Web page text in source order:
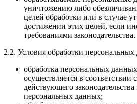
уничтожению либо
целей обработки или в случае
достижении этих целей, если
требованиями законодательства.
2.2. Условия обработки
обработка персональных
осуществляется в соответствии
действующего
персональных данных;